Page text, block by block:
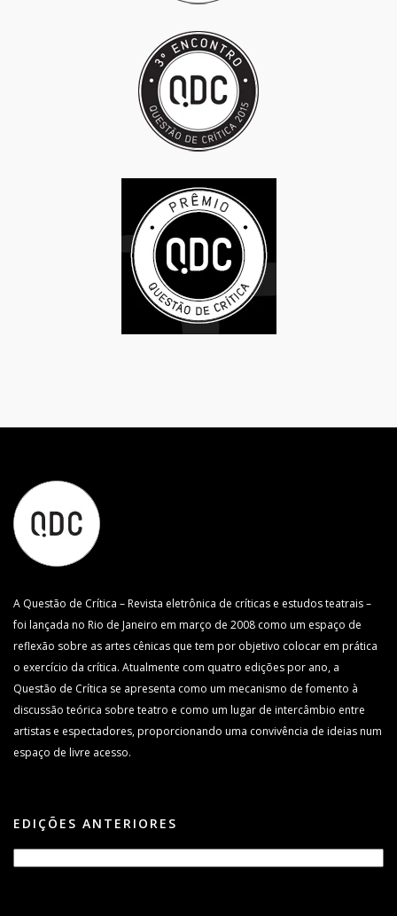
A Questão de Crítica – Revista eletrônica de críticas e estudos teatrais –
foi lançada no Rio de Janeiro em março de 2008 como um espaço de
reflexão sobre as artes cênicas que tem por objetivo colocar em prática
o exercício da crítica. Atualmente com quatro edições por ano, a
Questão de Crítica se apresenta como um mecanismo de fomento à
discussão teórica sobre teatro e como um lugar de intercâmbio entre
artistas e espectadores, proporcionando uma convivência de ideias num
espaço de livre acesso.
EDIÇÕES ANTERIORES